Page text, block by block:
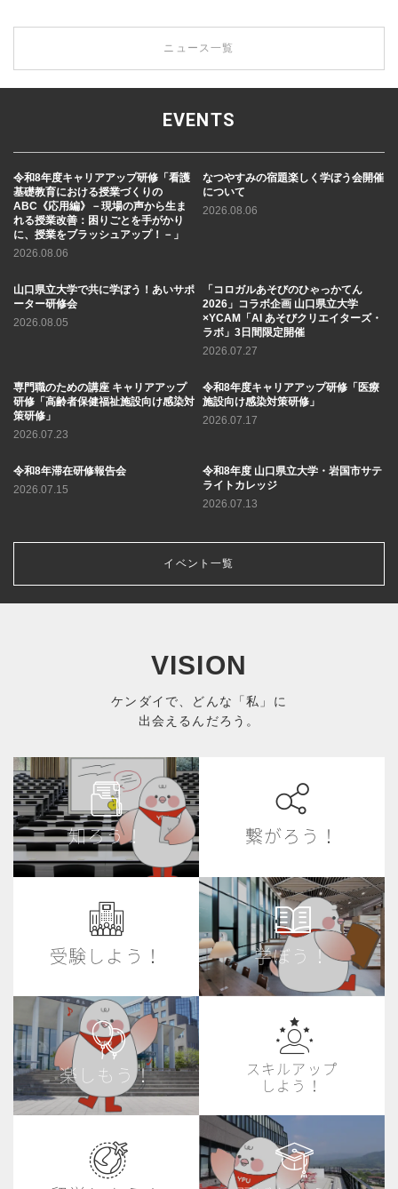
ニュース一覧
EVENTS
令和8年度キャリアアップ研修「看護
基礎教育における授業づくりの
ABC《応用編》－現場の声から生ま
れる授業改善：困りごとを手がかり
に、授業をブラッシュアップ！－」
2026.08.06
なつやすみの宿題楽しく学ぼう会開催
について
2026.08.06
山口県立大学で共に学ぼう！あいサポ
ーター研修会
2026.08.05
「コロガルあそびのひゃっかてん
2026」コラボ企画 山口県立大学
×YCAM「AI あそびクリエイターズ・
ラボ」3日間限定開催
2026.07.27
専門職のための講座 キャリアアップ
研修「高齢者保健福祉施設向け感染対
策研修」
2026.07.23
令和8年度キャリアアップ研修「医療
施設向け感染対策研修」
2026.07.17
令和8年滞在研修報告会
2026.07.15
令和8年度 山口県立大学・岩国市サテ
ライトカレッジ
2026.07.13
イベント一覧
VISION
ケンダイで、どんな「私」に
出会えるんだろう。
知ろう！ 繋がろう！
受験しよう！ 学ぼう！
楽しもう！ スキルアップ
しよう！